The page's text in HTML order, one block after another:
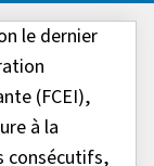
le dernier
(FCEI),
à la
consécutifs,